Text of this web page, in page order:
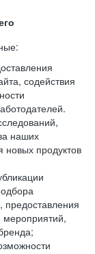
содействия
наших
новых продуктов
предоставления
мероприятий,